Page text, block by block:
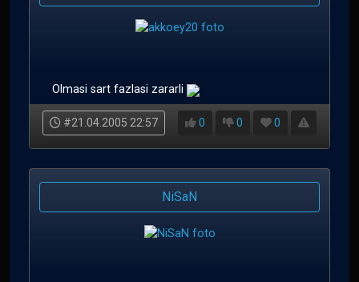
Olmasi sart fazlasi zararli
#21.04.2005 22:57 0 0 0
NiSaN